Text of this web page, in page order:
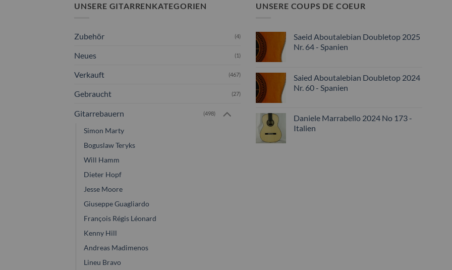
UNSERE GITARRENKATEGORIEN
Zubehör (4)
Neues (1)
Verkauft (467)
Gebraucht (27)
Gitarrebauern (498)
Simon Marty
Boguslaw Teryks
Will Hamm
Dieter Hopf
Jesse Moore
Giuseppe Guagliardo
François Régis Léonard
Kenny Hill
Andreas Madimenos
Lineu Bravo
UNSERE COUPS DE COEUR
Saeid Aboutalebian Doubletop 2025
Nr. 64 - Spanien
Saied Aboutalebian Doubletop 2024
Nr. 60 - Spanien
Daniele Marrabello 2024 No 173 -
Italien